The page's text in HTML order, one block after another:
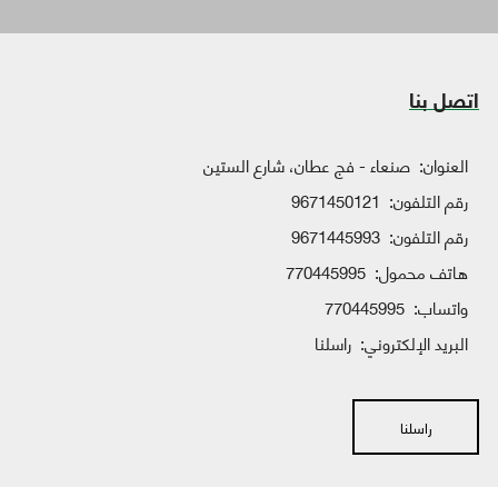
اتصل بنا
العنوان: صنعاء - فج عطان، شارع الستين
رقم التلفون: 9671450121
رقم التلفون: 9671445993
هاتف محمول: 770445995
واتساب:
البريد الإلكتروني: راسلنا
راسلنا